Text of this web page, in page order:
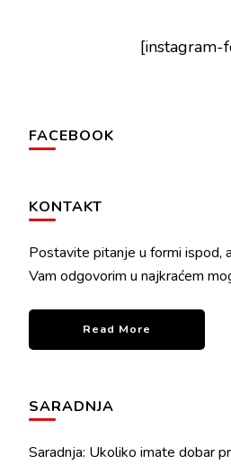
[instagram-
FACEBOOK
KONTAKT
Postavite pitanje u formi ispod,
Vam odgovorim u najkraćem
Read More
SARADNJA
Saradnja: Ukoliko imate dobar